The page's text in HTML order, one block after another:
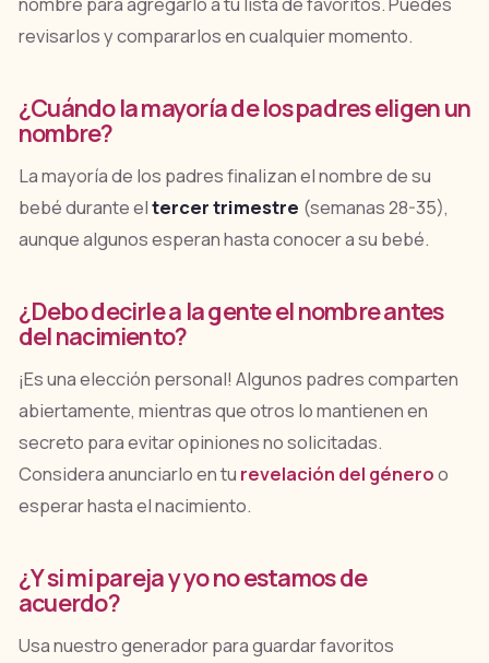
revisarlos y compararlos en cualquier momento.
¿Cuándo la mayoría de los padres eligen un
nombre?
La mayoría de los padres finalizan el nombre de su
bebé durante eltercer trimestre (semanas 28-35),
aunque algunos esperan hasta conocer a su bebé.
¿Debo decirle a la gente el nombre antes
del nacimiento?
¡Es una elección personal! Algunos padres comparten
abiertamente, mientras que otros lo mantienen en
secreto para evitar opiniones no solicitadas.
Considera anunciarlo en tu revelación del géneroo
esperar hasta el nacimiento.
¿Y si mi pareja y yo no estamos de
acuerdo?
Usa nuestro generador para guardar favoritos